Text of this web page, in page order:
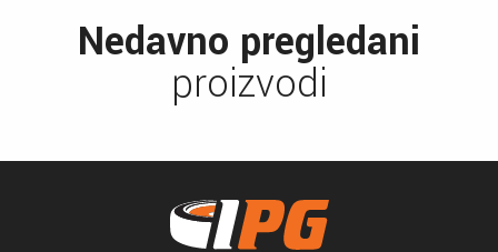
Nedavno pregledani
proizvodi